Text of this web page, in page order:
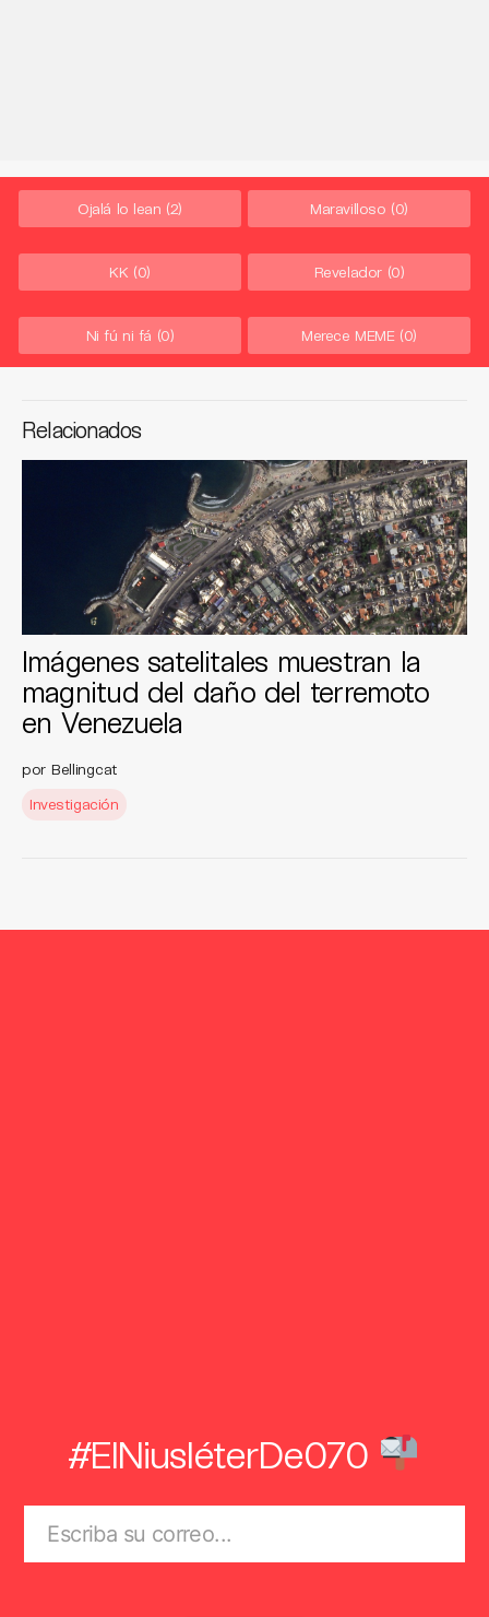
Ojalá lo lean (2) Maravilloso (0)
KK (0) Revelador (0)
Ni fú ni fá (0) Merece MEME (0)
Relacionados
Imágenes satelitales muestran la
magnitud del daño del terremoto
en Venezuela
por Bellingcat
Investigación
#ElNiusléterDe070